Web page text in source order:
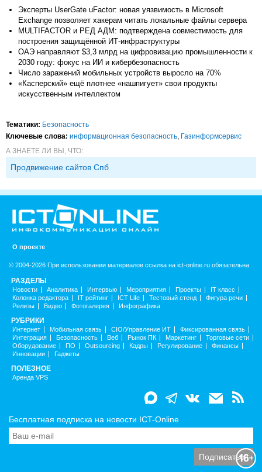
Эксперты UserGate uFactor: новая уязвимость в Microsoft
Exchange позволяет хакерам читать локальные файлы сервера
MULTIFACTOR и РЕД АДМ: подтверждена совместимость для
построения защищённой ИТ-инфраструктуры
ОАЭ направляют $3,3 млрд на цифровизацию промышленности к
2030 году: фокус на ИИ и кибербезопасность
Число заражений мобильных устройств выросло на 70%
«Касперский» ещё плотнее «нашпигует» свои продукты
искусственным интеллектом
Тематики: Безопасность
Ключевые слова: информационная безопасность, Газинформсервис
А ЗНАЕТЕ ЛИ ВЫ, ЧТО:
Продвижение сайтов Спб
О проекте
© 2004-2026 При использовании материалов ссылка на ict-online.ru обязательна
РАЗДЕЛЫ
Новости Аналитика Интервью Мероприятия Проекты
IT класс
Колонка редактора
IT рейтинг ICT Life Тестовый стенд
Фигура речи
Релизы
Видео Фотогалерея Инфографика
РУБРИКИ
Интернет Мобильная связь CIO/Управление ИТ
Фиксированная связь
Интеграция
Безопасность Веб Рынок ПК Маркетинг
Торговые сети
Оборудование
ПО Outsourcing Кадры Регулирование
Финансы
Инновации
Гаджеты
ПОЛЕЗНОЕ
Аренда VPS
Бесплатная подписка на новости ICT-Online